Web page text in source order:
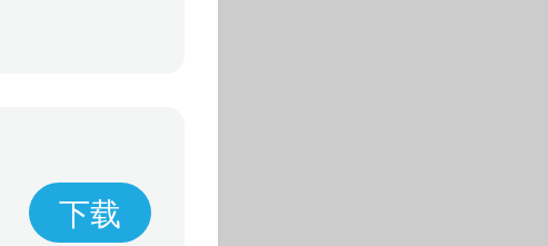
下载